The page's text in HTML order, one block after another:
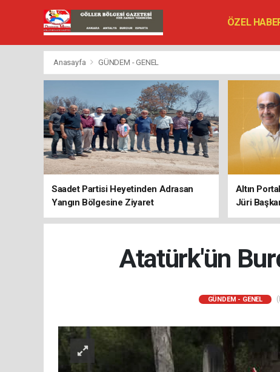
ÖZEL
VEFAT
Anasayfa GÜNDEM - GENEL
Saadet Partisi Heyetinden Adrasan
Yangın Bölgesine Ziyaret
Altın
Jüri
Atatürk'ün
GÜNDEM - GENEL